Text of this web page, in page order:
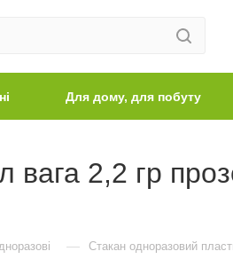
Для дому, для побуту
2,2 гр
— Стакан одноразовий